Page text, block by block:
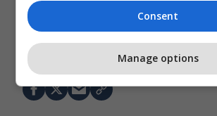
Edon Shileku
Consent
Manage options